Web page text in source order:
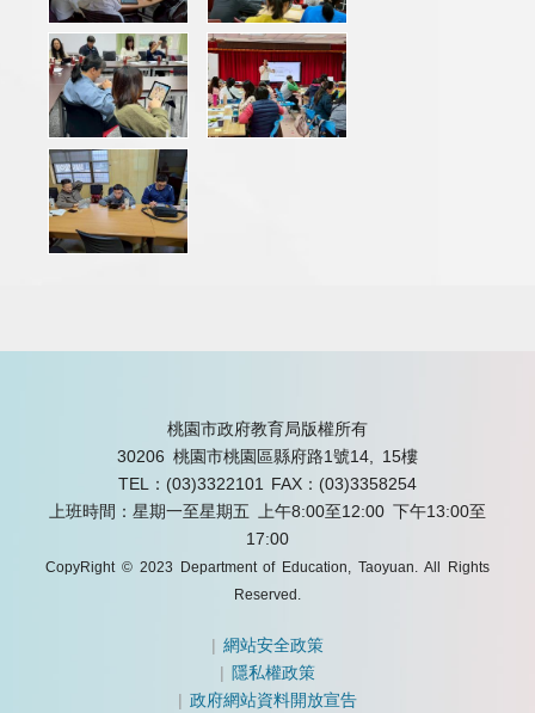
桃園市政府教育局版權所有
30206 桃園市桃園區縣府路1號14, 15樓
TEL：(03)3322101
FAX：(03)3358254
上班時間：星期一至星期五 上午8:00至12:00 下午13:00至
17:00
CopyRight © 2023 Department of Education, Taoyuan. All Rights
Reserved.
|網站安全政策
| 隱私權政策
|政府網站資料開放宣告